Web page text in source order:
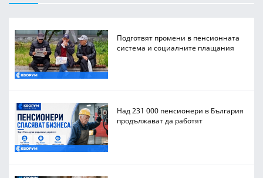
Подготвят промени в пенсионната
система и социалните плащания
Над 231 000 пенсионери в България
продължават да работят